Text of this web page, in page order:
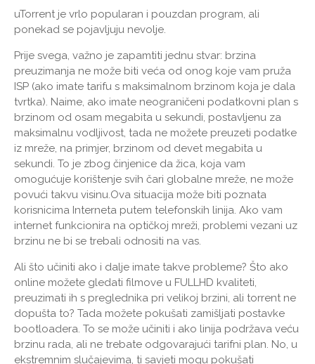
uTorrent je vrlo popularan i pouzdan program, ali
ponekad se pojavljuju nevolje.
Prije svega, važno je zapamtiti jednu stvar: brzina
preuzimanja ne može biti veća od onog koje vam pruža
ISP (ako imate tarifu s maksimalnom brzinom koja je dala
tvrtka). Naime, ako imate neograničeni podatkovni plan s
brzinom od osam megabita u sekundi, postavljenu za
maksimalnu vodljivost, tada ne možete preuzeti podatke
iz mreže, na primjer, brzinom od devet megabita u
sekundi. To je zbog činjenice da žica, koja vam
omogućuje korištenje svih čari globalne mreže, ne može
povući takvu visinu.Ova situacija može biti poznata
korisnicima Interneta putem telefonskih linija. Ako vam
internet funkcionira na optičkoj mreži, problemi vezani uz
brzinu ne bi se trebali odnositi na vas.
Ali što učiniti ako i dalje imate takve probleme? Što ako
online možete gledati filmove u FULLHD kvaliteti,
preuzimati ih s preglednika pri velikoj brzini, ali torrent ne
dopušta to? Tada možete pokušati zamišljati postavke
bootloadera. To se može učiniti i ako linija podržava veću
brzinu rada, ali ne trebate odgovarajući tarifni plan. No, u
ekstremnim slučajevima, ti savjeti mogu pokušati